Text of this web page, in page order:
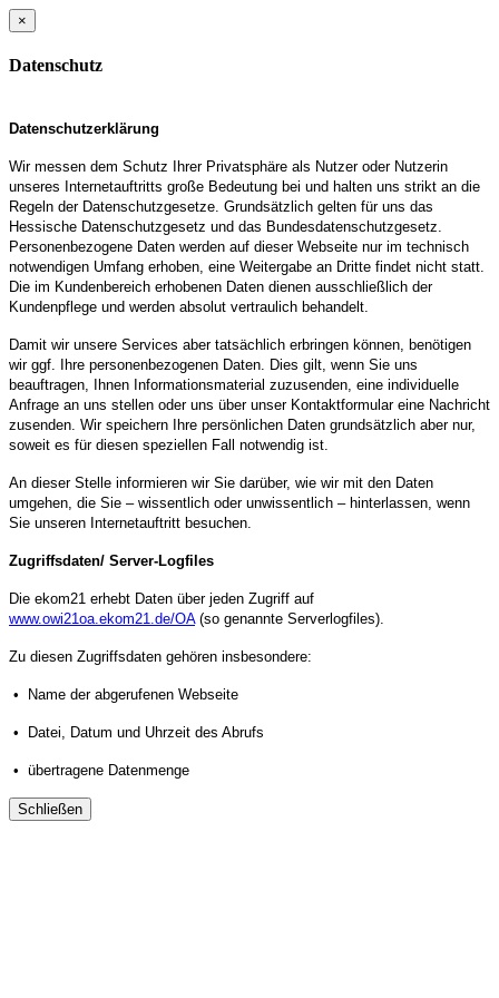
×
Datenschutz
Datenschutzerklärung
Wir messen dem Schutz Ihrer Privatsphäre als Nutzer oder Nutzerin
unseres Internetauftritts große Bedeutung bei und halten uns strikt an die
Regeln der Datenschutzgesetze. Grundsätzlich gelten für uns das
Hessische Datenschutzgesetz und das Bundesdatenschutzgesetz.
Personenbezogene Daten werden auf dieser Webseite nur im technisch
notwendigen Umfang erhoben, eine Weitergabe an Dritte findet nicht statt.
Die im Kundenbereich erhobenen Daten dienen ausschließlich der
Kundenpflege und werden absolut vertraulich behandelt.
Damit wir unsere Services aber tatsächlich erbringen können, benötigen
wir ggf. Ihre personenbezogenen Daten. Dies gilt, wenn Sie uns
beauftragen, Ihnen Informationsmaterial zuzusenden, eine individuelle
Anfrage an uns stellen oder uns über unser Kontaktformular eine Nachricht
zusenden. Wir speichern Ihre persönlichen Daten grundsätzlich aber nur,
soweit es für diesen speziellen Fall notwendig ist.
An dieser Stelle informieren wir Sie darüber, wie wir mit den Daten
umgehen, die Sie – wissentlich oder unwissentlich – hinterlassen, wenn
Sie unseren Internetauftritt besuchen.
Zugriffsdaten/ Server-Logfiles
Die ekom21 erhebt Daten über jeden Zugriff auf
www.owi21oa.ekom21.de/OA(so genannte Serverlogfiles).
Zu diesen Zugriffsdaten gehören insbesondere:
• Name der abgerufenen Webseite
• Datei, Datum und Uhrzeit des Abrufs
• übertragene Datenmenge
Schließen